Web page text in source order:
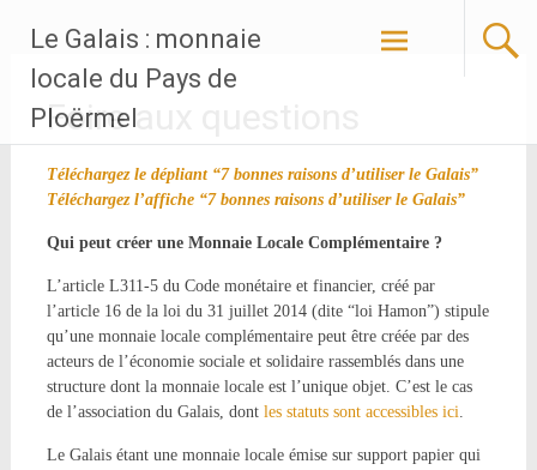
principal
Le Galais : monnaie
locale du Pays de
Ploërmel
Foire aux questions
Téléchargez le dépliant “7 bonnes raisons d’utiliser le Galais”
Téléchargez l’affiche “7 bonnes raisons d’utiliser le Galais”
Qui peut créer une Monnaie Locale Complémentaire?
L’article L311-5 du Code monétaire et financier, créé par
l’article 16 de la loi du 31 juillet 2014 (dite “loi Hamon”) stipule
qu’une monnaie locale complémentaire peut être créée par des
acteurs de l’économie sociale et solidaire rassemblés dans une
structure dont la monnaie locale est l’unique objet. C’est le cas
de l’association du Galais, dont les statuts sont accessibles ici.
Le Galais étant une monnaie locale émise sur support papier qui